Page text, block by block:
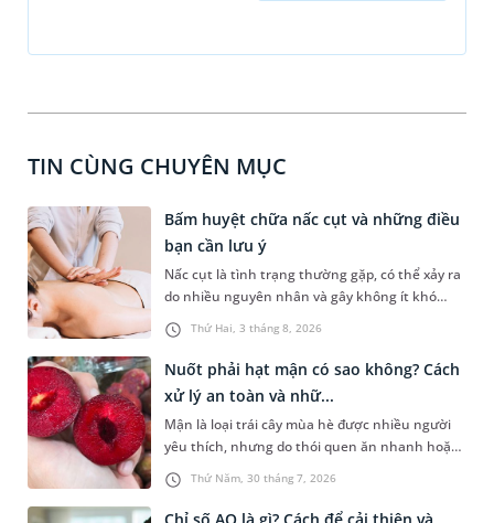
TIN CÙNG CHUYÊN MỤC
Thứ Hai, 3 tháng 8, 2026
Bấm huyệt chữa nấc cụt và những điều
bạn cần lưu ý
Nấc cụt là tình trạng thường gặp, có thể xảy ra
do nhiều nguyên nhân và gây không ít khó
chịu. Bấm huyệt chữa nấc cụt là một trong
những phương pháp được nhiều người tìm
hiểu để hỗ trợ tình trạng này. Mời bạn cùng
tìm hiểu sâu hơn về phương pháp chữa nấc cụt
này trong bài viết dưới đây.
Thứ Năm, 30 tháng 7, 2026
Nuốt phải hạt mận có sao không? Cách
xử lý an toàn và nhữ...
Mận là loại trái cây mùa hè được nhiều người
yêu thích, nhưng do thói quen ăn nhanh hoặc
sơ suất, không ít người đã vô tình nuốt phải
hạt mận. Cấu tạo hạt mận thường cứng, có hai
đầu nhọn nên khi đi vào đường tiêu hóa rất dễ